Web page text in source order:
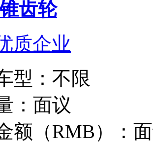
齿轮
质企业
型： 不限
： 面议
额（RMB）：